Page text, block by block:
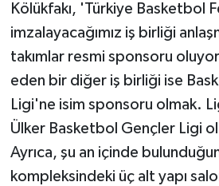
Kölükfakı, 'Türkiye Basketbol
imzalayacağımız iş birliği
takımlar resmi sponsoru
eden bir diğer iş birliği ise
Ligi'ne isim sponsoru olmak.
Ülker Basketbol Gençler Ligi
Ayrıca, şu an içinde
kompleksindeki üç alt yapı